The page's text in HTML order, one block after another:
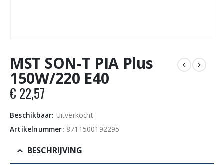
MST SON-T PIA Plus
150W/220 E40
€ 22,57
Beschikbaar: Uitverkocht
Artikelnummer: 8711500192295
BESCHRIJVING